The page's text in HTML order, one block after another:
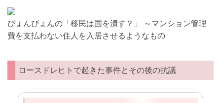
ぴょんぴょんの「移民は国を潰す？」 ～マンション管理
費を支払わない住人を入居させるようなもの
ロースドレヒトで起きた事件とその後の抗議